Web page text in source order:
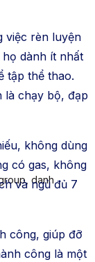
danh
việc rèn luyện
dành ít nhất
tập thể thao.
là chạy bộ, đạp
không dùng
có gas, không
và ngủ đủ 7
công, giúp đỡ
công là một